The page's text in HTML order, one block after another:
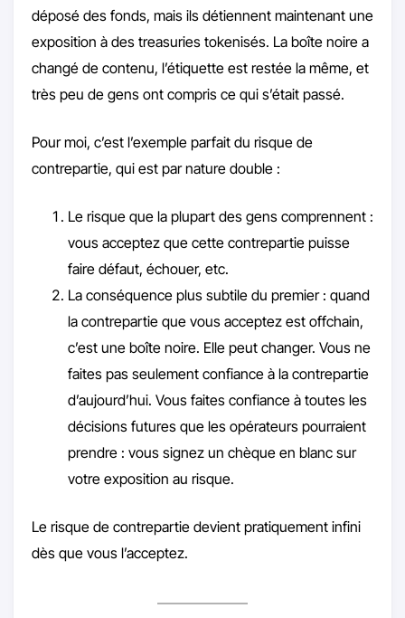
déposé des fonds, mais ils détiennent maintenant une
exposition à des treasuries tokenisés. La boîte noire a
changé de contenu, l’étiquette est restée la même, et
très peu de gens ont compris ce qui s’était passé.
Pour moi, c’est l’exemple parfait du risque de
contrepartie, qui est par nature double :
Le risque que la plupart des gens comprennent :
vous acceptez que cette contrepartie puisse
faire défaut, échouer, etc.
La conséquence plus subtile du premier : quand
la contrepartie que vous acceptez est offchain,
c’est une boîte noire. Elle peut changer. Vous ne
faites pas seulement confiance à la contrepartie
d’aujourd’hui. Vous faites confiance à toutes les
décisions futures que les opérateurs pourraient
prendre : vous signez un chèque en blanc sur
votre exposition au risque.
Le risque de contrepartie devient pratiquement infini
dès que vous l’acceptez.